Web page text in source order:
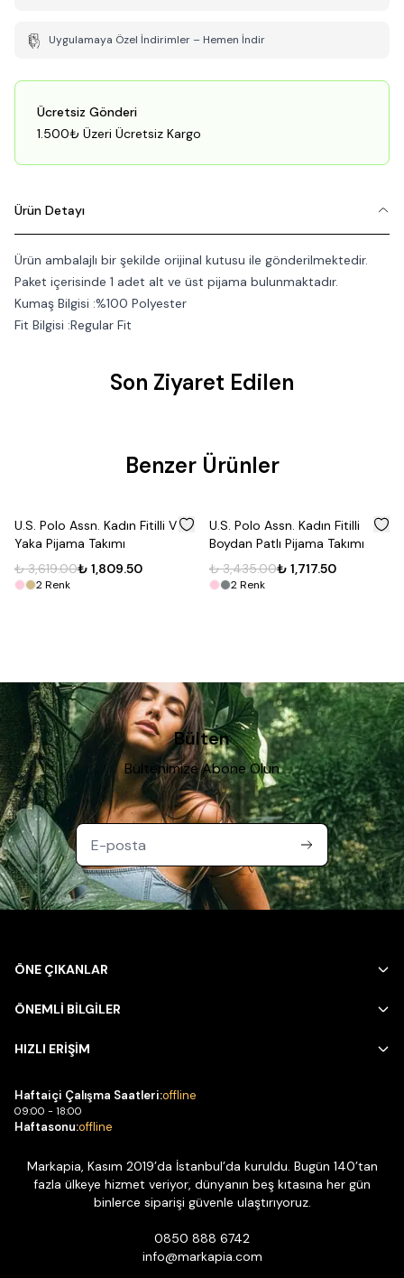
Uygulamaya Özel İndirimler – Hemen İndir
Ücretsiz Gönderi
1.500₺ Üzeri Ücretsiz Kargo
Ürün Detayı
Ürün ambalajlı bir şekilde orijinal kutusu ile gönderilmektedir.
Paket içerisinde 1 adet alt ve üst pijama bulunmaktadır.
Kumaş Bilgisi :%100 Polyester
Fit Bilgisi :Regular Fit
Son Ziyaret Edilen
Benzer Ürünler
%50
U.S. Polo Assn. Kadın Fitilli V
Yaka Pijama Takımı
₺ 3,619.00₺ 1,809.50
2Renk
%50
U.S. Polo Assn. Kadın Fitilli
Boydan Patlı Pijama Takımı
₺ 3,435.00₺ 1,717.50
2Renk
Bülten
Bültenimize Abone Olun
ÖNE ÇIKANLAR
ÖNEMLİ BİLGİLER
HIZLI ERİŞİM
Haftaiçi Çalışma Saatleri:offline
09:00 - 18:00
Haftasonu:offline
Markapia, Kasım 2019’da İstanbul’da kuruldu. Bugün 140’tan
fazla ülkeye hizmet veriyor, dünyanın beş kıtasına her gün
binlerce siparişi güvenle ulaştırıyoruz.
0850 888 6742
info@markapia.com